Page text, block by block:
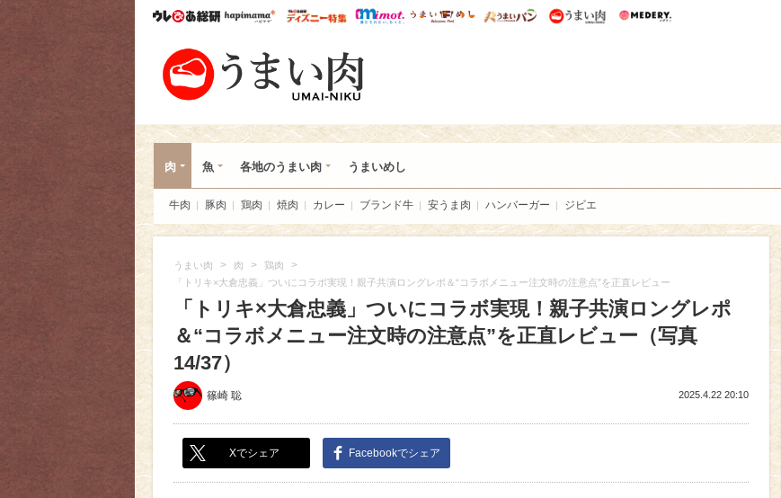
ウレぴあ総研ハピママ* ウレぴあ総研 ディズニー特集
mimot. うまいめし うまいパン うまい肉
肉 魚 各地のうまい肉 うまいめし
牛肉 豚肉 鶏肉 焼肉 カレー ブランド牛 安うま肉 ハンバーガー ジビエ
うまい肉 > 肉 > 鶏肉 >
「トリキ×大倉忠義」ついにコラボ実現！親子共演ロングレポ＆“コラボメニュー注文時の注意点”を正直レビュー
「トリキ×大倉忠義」ついにコラボ実現！親子共演ロングレポ
＆“コラボメニュー注文時の注意点”を正直レビュー（写真
14/37）
篠崎 聡 2025.4.22 20:10
Xでシェア Facebookでシェア